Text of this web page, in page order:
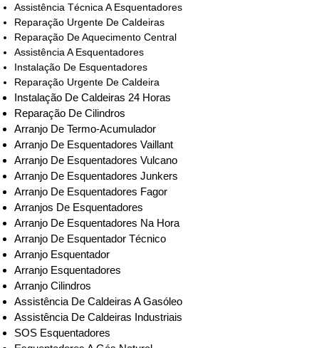
Assistência Técnica A Esquentadores
Reparação Urgente De Caldeiras
Reparação De Aquecimento Central
Assistência A Esquentadores
Instalação De Esquentadores
Reparação Urgente De Caldeira
Instalação De Caldeiras 24 Horas
Reparação De Cilindros
Arranjo De Termo-Acumulador
Arranjo De Esquentadores Vaillant
Arranjo De Esquentadores Vulcano
Arranjo De Esquentadores Junkers
Arranjo De Esquentadores Fagor
Arranjos De Esquentadores
Arranjo De Esquentadores Na Hora
Arranjo De Esquentador Técnico
Arranjo Esquentador
Arranjo Esquentadores
Arranjo Cilindros
Assistência De Caldeiras A Gasóleo
Assistência De Caldeiras Industriais
SOS Esquentadores